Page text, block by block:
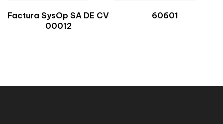
Factura SysOp SA DE CV
00012
60601